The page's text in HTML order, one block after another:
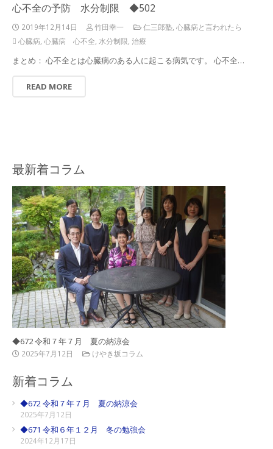
心不全の予防 水分制限 ◆502
2019年12月14日 竹田幸一 仁三郎塾, 心臓病と言われたら
心臓病 心臓病 心不全 水分制限 治療
まとめ： 心不全とは心臓病のある人に起こる病気です。 心不全…
READ MORE
最新着コラム
◆672 令和７年７月 夏の納涼会
2025年7月12日 けやき坂コラム
新着コラム
◆672 令和７年７月 夏の納涼会
2025年7月12日
◆671 令和６年１２月 冬の勉強会
2024年12月17日